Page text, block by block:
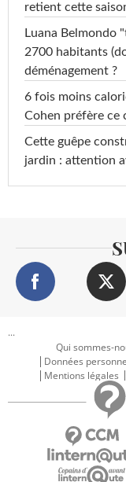
retient cette
Luana Belmondo
2700 habitants
déménagement ?
6 fois moins
Cohen préfère ce
Cette guêpe
jardin : attention
...
Qui sommes-
Données
Mentions légales